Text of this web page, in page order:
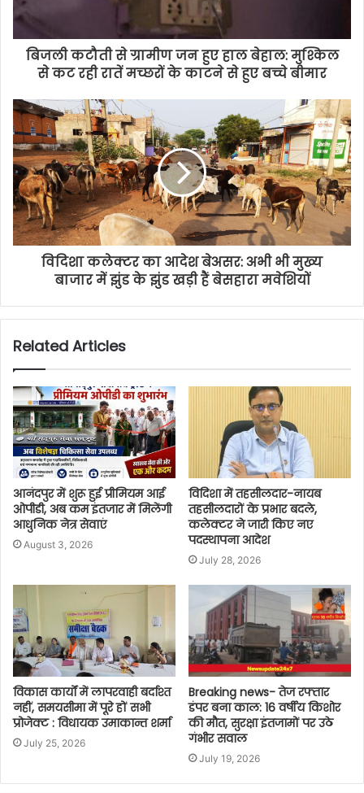
बिजली कटौती से ग्रामीण जन हुए हाल बेहाल: मुश्किल
से कट रही रातें मच्छरों के काटने से हुए बच्चे बीमार
विदिशा कलेक्टर का आदेश बेअसर: अभी भी मुख्य
बाजार में झुंड के झुंड खड़ी हैं बेसहारा मवेशियों
Related Articles
आनंदपुर में शुरू हुई प्रीमियम आई
ओपीडी, अब कम इंतजार में मिलेंगी
आधुनिक नेत्र सेवाएं
August 3, 2026
विदिशा में तहसीलदार-नायब
तहसीलदारों के प्रभार बदले,
कलेक्टर ने जारी किए नए
पदस्थापना आदेश
July 28, 2026
विकास कार्यों में लापरवाही बर्दाश्त
नहीं, समयसीमा में पूरे हों सभी
प्रोजेक्ट : विधायक उमाकान्त शर्मा
July 25, 2026
Breaking news- तेज रफ्तार
डंपर बना काल: 16 वर्षीय किशोर
की मौत, सुरक्षा इंतजामों पर उठे
गंभीर सवाल
July 19, 2026